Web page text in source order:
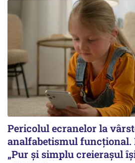
Pericolul ecranelor la
analfabetismul funcțional.
„Pur și simplu creierașul